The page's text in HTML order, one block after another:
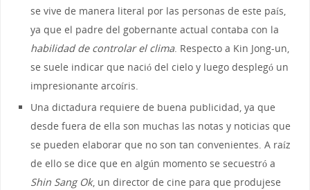
se vive de manera literal por las personas de este país,
ya que el padre del gobernante actual contaba con la
habilidad de controlar el clima. Respecto a Kin Jong-un,
se suele indicar que nació del cielo y luego desplegó un
impresionante arcoíris.
Una dictadura requiere de buena publicidad, ya que
desde fuera de ella son muchas las notas y noticias que
se pueden elaborar que no son tan convenientes. A raíz
de ello se dice que en algún momento se secuestró a
Shin Sang Ok, un director de cine para que produjese